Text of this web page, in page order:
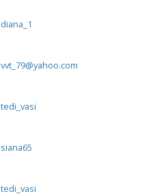
diana_1
vvt_79@yahoo.com
tedi_vasi
siana65
tedi_vasi